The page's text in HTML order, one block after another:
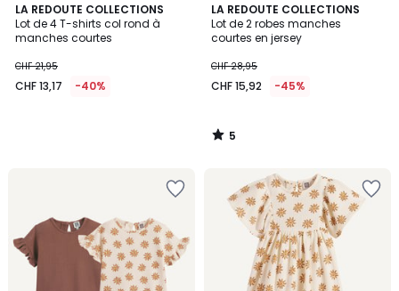
LA REDOUTE COLLECTIONS
Lot de 4 T-shirts col rond à
manches courtes
CHF 21,95
CHF 13,17 -40%
LA REDOUTE COLLECTIONS
Lot de 2 robes manches
courtes en jersey
CHF 28,95
CHF 15,92 -45%
5
/
5
5
/